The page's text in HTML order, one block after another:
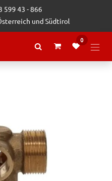
599 43 - 866
und Südtirol
0